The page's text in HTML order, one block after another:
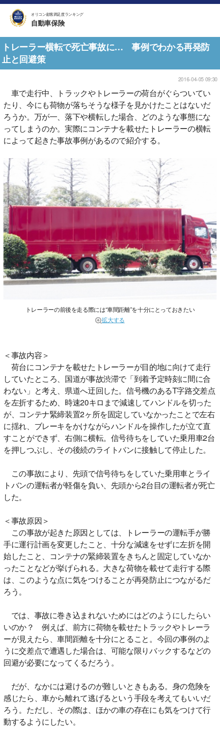
オリコン顧客満足度ランキング
自動車保険
トレーラー横転で死亡事故に… 事例でわかる再発防
止と回避策
2016-04-05 09:30
車で走行中、トラックやトレーラーの荷台がぐらついてい
たり、今にも荷物が落ちそうな様子を見かけたことはないだ
ろうか。万が一、落下や横転した場合、どのような事態にな
ってしまうのか。実際にコンテナを載せたトレーラーの横転
によって起きた事故事例があるので紹介する。
トレーラーの前後を走る際には“車間距離”を十分にとっておきたい
拡大する
＜事故内容＞
荷台にコンテナを載せたトレーラーが目的地に向けて走行
していたところ、国道が事故渋滞で「到着予定時刻に間に合
わない」と考え、県道へ迂回した。信号機のあるT字路交差点
を左折するため、時速20キロまで減速してハンドルを切った
が、コンテナ緊締装置2ヶ所を固定していなかったことで左右
に揺れ、ブレーキをかけながらハンドルを操作したが立て直
すことができず、右側に横転。信号待ちをしていた乗用車2台
を押しつぶし、その後続のライトバンに接触して停止した。
この事故により、先頭で信号待ちをしていた乗用車とライ
トバンの運転者が軽傷を負い、先頭から2台目の運転者が死亡
した。
＜事故原因＞
この事故が起きた原因としては、トレーラーの運転手が勝
手に運行計画を変更したこと、十分な減速をせずに左折を開
始したこと、コンテナの緊締装置をきちんと固定していなか
ったことなどが挙げられる。大きな荷物を載せて走行する際
は、このような点に気をつけることが再発防止につながるだ
ろう。
では、事故に巻き込まれないためにはどのようにしたらい
いのか？ 例えば、前方に荷物を載せたトラックやトレーラ
ーが見えたら、車間距離を十分にとること。今回の事例のよ
うに交差点で遭遇した場合は、可能な限りバックするなどの
回避が必要になってくるだろう。
だが、なかには避けるのが難しいときもある。身の危険を
感じたら、車から離れて逃げるという手段を考えてもいいだ
ろう。ただし、その際は、ほかの車の存在にも気をつけて行
動するようにしたい。